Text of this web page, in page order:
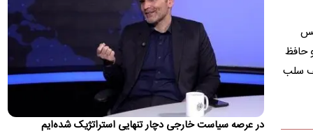
حافظ
سلب
تصاویر؛ متن و حاشیه تشییع ابوالقاسم قاسم‌زاده
مراسم تشییع مرحوم ابوالقاسم قاسم‌زاده، پیشکسوت رسانه‌ای صبح
ناز رامین در استقلال خریدار نداشت!
پرونده ادامه حضور رامین رضاییان در استقلال بسته شد و حالا او
باید در فصل منتهی به جام ملت‌های آسیا فوتبال خود را در…
در عرصه سیاست خارجی دچار تنهایی استراتژیک شده‌ایم